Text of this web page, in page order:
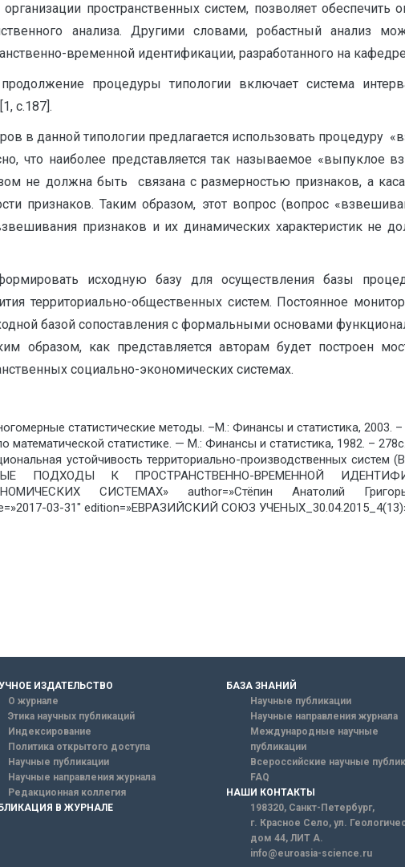
пространственных систем, позволяет
анализа. Другими словами, робастный анализ
временной идентификации, разработанного на
процедуры типологии включает система
с.187].
в данной типологии предлагается использовать процедуру
что наиболее представляется так называемое «выпуклое
не должна быть связана с размерностью признаков, а
признаков. Таким образом, этот вопрос (вопрос
признаков и их динамических характеристик не
исходную базу для осуществления базы
территориально-общественных систем. Постоянное
базой сопоставления с формальными основами
образом, как представляется авторам будет построен
социально-экономических системах.
статистические методы. –М.: Финансы и статистика, 2003. –
статистике. — М.: Финансы и статистика, 1982. – 278с.
устойчивость территориально-производственных
ПОДХОДЫ К ПРОСТРАНСТВЕННО-ВРЕМЕННОЙ
СИСТЕМАХ» author=»Стёпин Анатолий
03-31″ edition=»ЕВРАЗИЙСКИЙ СОЮЗ
ИЗДАТЕЛЬСТВО
О журнале
Этика научных публикаций
Индексирование
Политика открытого доступа
Научные публикации
Научные направления журнала
Редакционная коллегия
В ЖУРНАЛЕ
БАЗА ЗНАНИЙ
Научные публикации
Научные направления журнала
Международные научные
публикации
Всероссийские научные
FAQ
НАШИ КОНТАКТЫ
198320, Санкт-Петербург,
г. Красное Село, ул.
дом 44, ЛИТ А.
info@euroasia-science.ru